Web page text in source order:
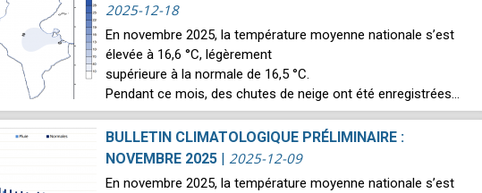
2025-12-18
En novembre 2025, la température moyenne nationale s’est
élevée à 16,6 °C, légèrement
supérieure à la normale de 16,5 °C.
Pendant ce mois, des chutes de neige ont été enregistrées…
BULLETIN CLIMATOLOGIQUE PRÉLIMINAIRE :
NOVEMBRE 2025 | 2025-12-09
En novembre 2025, la température moyenne nationale s’est